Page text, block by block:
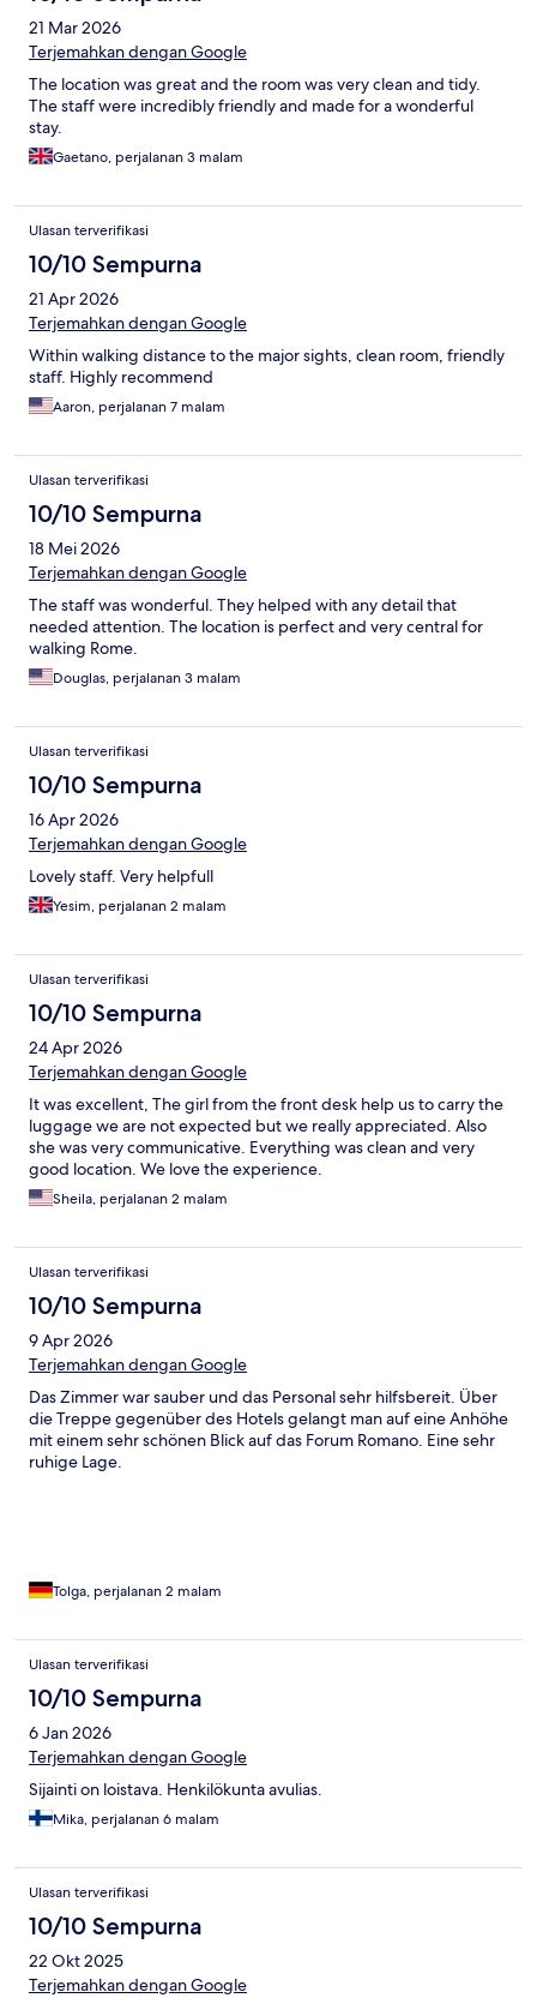
21 Mar 2026
Terjemahkan dengan Google
The location was great and the room was very clean and tidy.
The staff were incredibly friendly and made for a wonderful
stay.
Gaetano, perjalanan 3 malam
Ulasan terverifikasi
10/10 Sempurna
21 Apr 2026
Terjemahkan dengan Google
Within walking distance to the major sights, clean room, friendly
staff. Highly recommend
Aaron, perjalanan 7 malam
Ulasan terverifikasi
10/10 Sempurna
18 Mei 2026
Terjemahkan dengan Google
The staff was wonderful. They helped with any detail that
needed attention. The location is perfect and very central for
walking Rome.
Douglas, perjalanan 3 malam
Ulasan terverifikasi
10/10 Sempurna
16 Apr 2026
Terjemahkan dengan Google
Lovely staff. Very helpfull
Yesim, perjalanan 2 malam
Ulasan terverifikasi
10/10 Sempurna
24 Apr 2026
Terjemahkan dengan Google
It was excellent, The girl from the front desk help us to carry the
luggage we are not expected but we really appreciated. Also
she was very communicative. Everything was clean and very
good location. We love the experience.
Sheila, perjalanan 2 malam
Ulasan terverifikasi
10/10 Sempurna
9 Apr 2026
Terjemahkan dengan Google
Das Zimmer war sauber und das Personal sehr hilfsbereit. Über
die Treppe gegenüber des Hotels gelangt man auf eine Anhöhe
mit einem sehr schönen Blick auf das Forum Romano. Eine sehr
ruhige Lage.
Tolga, perjalanan 2 malam
Ulasan terverifikasi
10/10 Sempurna
6 Jan 2026
Terjemahkan dengan Google
Sijainti on loistava. Henkilökunta avulias.
Mika, perjalanan 6 malam
Ulasan terverifikasi
10/10 Sempurna
22 Okt 2025
Terjemahkan dengan Google